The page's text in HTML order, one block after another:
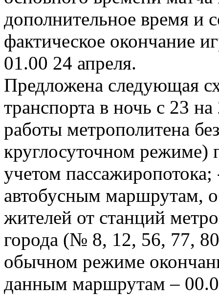
дополнительное время и
фактическое окончание
01.00 24 апреля.
Предложена следующая
транспорта в ночь с 23
работы метрополитена
круглосуточном режиме)
учетом
автобусным маршрутам,
жителей от станций
города (№ 8, 12, 56, 77,
обычном режиме
данным маршрутам –